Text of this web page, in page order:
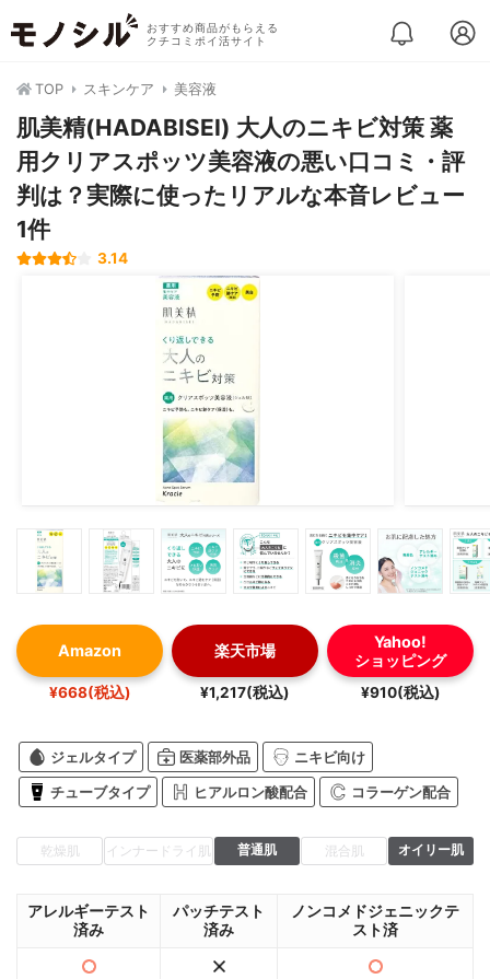
おすすめ商品がもらえる
クチコミポイ活サイト
TOP スキンケア 美容液
肌美精(HADABISEI) 大人のニキビ対策 薬
用クリアスポッツ美容液の悪い口コミ・評
判は？実際に使ったリアルな本音レビュー
1件
3.14
Amazon
¥668(税込)
楽天市場
¥1,217(税込)
Yahoo!
ショッピング
¥910(税込)
ジェルタイプ 医薬部外品 ニキビ向け
チューブタイプ ヒアルロン酸配合 コラーゲン配合
乾燥肌 インナードライ肌 普通肌 混合肌 オイリー肌
アレルギーテスト
済み
パッチテスト
済み
ノンコメドジェニックテ
スト済